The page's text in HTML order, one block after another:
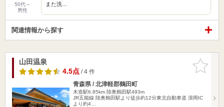
50代～
男性
また洗…
関連情報から探す
お気に入
りに追加
山田温泉
4.5点/ 4 件
青森県 / 北津軽郡鶴田町
木造駅6.85km 陸奥鶴田駅493m
JR五能線 陸奥鶴田駅より徒歩約12分東北自動車道 浪岡IC
より約4…